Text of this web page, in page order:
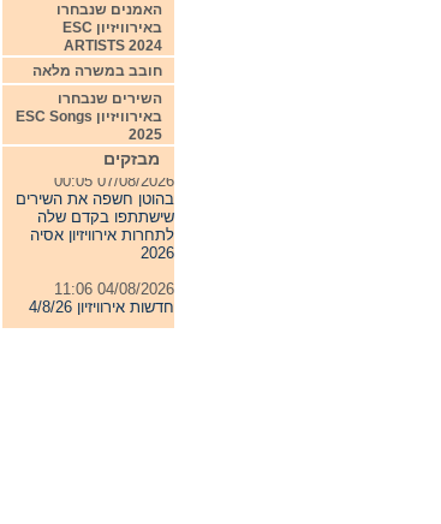
האמנים שנבחרו
באירוויזיון ESC
ARTISTS 2024
חובב במשרה מלאה
השירים שנבחרו
באירוויזיון ESC Songs
2025
מבזקים
07/08/2026 00:05
בהוטן חשפה את השירים
שישתתפו בקדם שלה
לתחרות אירוויזיון אסיה
2026
04/08/2026 11:06
חדשות אירוויזיון 4/8/26